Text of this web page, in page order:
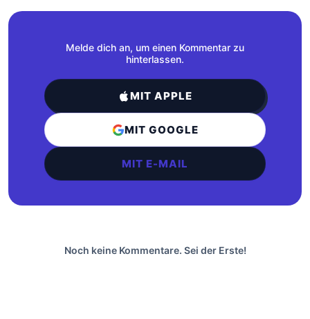
Melde dich an, um einen Kommentar zu
hinterlassen.
MIT APPLE
MIT GOOGLE
MIT E-MAIL
Noch keine Kommentare. Sei der Erste!